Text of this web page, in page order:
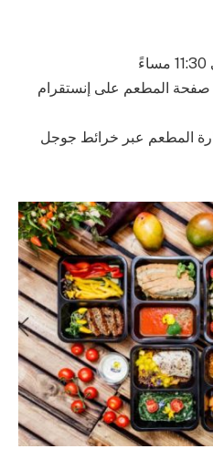
صفحة المطعم على إنستقرام
المطعم عبر خرائط جوجل